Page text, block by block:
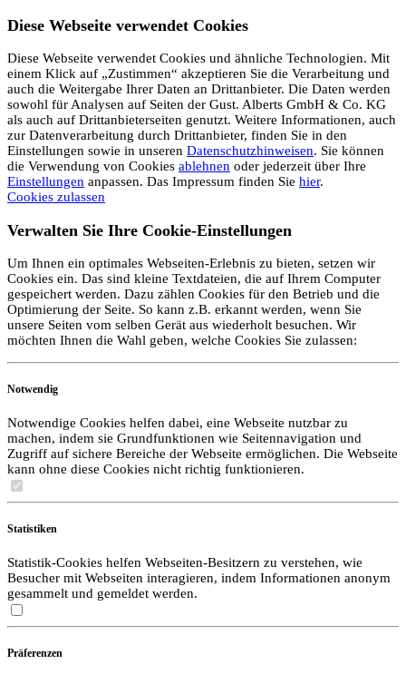
Diese Webseite verwendet Cookies
Diese Webseite verwendet Cookies und ähnliche Technologien. Mit
einem Klick auf „Zustimmen“ akzeptieren Sie die Verarbeitung und
auch die Weitergabe Ihrer Daten an Drittanbieter. Die Daten werden
sowohl für Analysen auf Seiten der Gust. Alberts GmbH & Co. KG
als auch auf Drittanbieterseiten genutzt. Weitere Informationen, auch
zur Datenverarbeitung durch Drittanbieter, finden Sie in den
Einstellungen sowie in unseren Datenschutzhinweisen. Sie können
die Verwendung von Cookies ablehnen oder jederzeit über Ihre
Einstellungen anpassen. Das Impressum finden Sie hier.
Cookies zulassen
Verwalten Sie Ihre Cookie-Einstellungen
Um Ihnen ein optimales Webseiten-Erlebnis zu bieten, setzen wir
Cookies ein. Das sind kleine Textdateien, die auf Ihrem Computer
gespeichert werden. Dazu zählen Cookies für den Betrieb und die
Optimierung der Seite. So kann z.B. erkannt werden, wenn Sie
unsere Seiten vom selben Gerät aus wiederholt besuchen. Wir
möchten Ihnen die Wahl geben, welche Cookies Sie zulassen:
Notwendig
Notwendige Cookies helfen dabei, eine Webseite nutzbar zu
machen, indem sie Grundfunktionen wie Seitennavigation und
Zugriff auf sichere Bereiche der Webseite ermöglichen. Die Webseite
kann ohne diese Cookies nicht richtig funktionieren.
Statistiken
Statistik-Cookies helfen Webseiten-Besitzern zu verstehen, wie
Besucher mit Webseiten interagieren, indem Informationen anonym
gesammelt und gemeldet werden.
Präferenzen